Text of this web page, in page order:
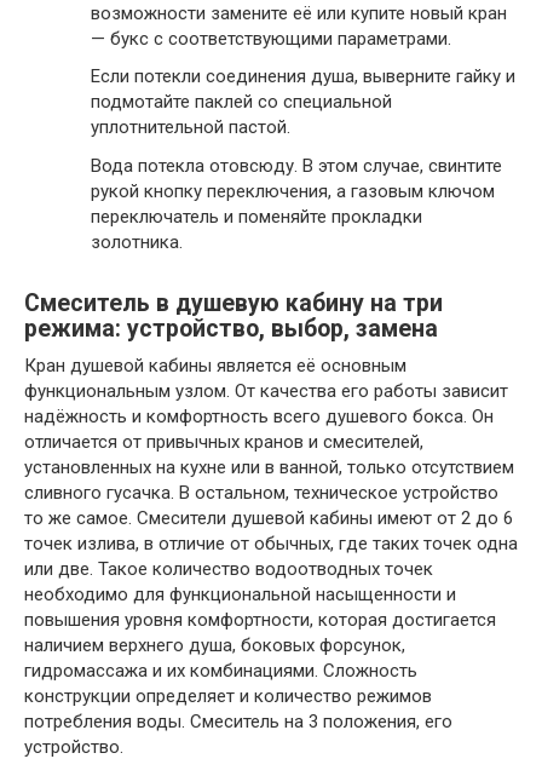
возможности замените её или купите новый кран
— букс с соответствующими параметрами.
Если потекли соединения душа, выверните гайку и
подмотайте паклей со специальной
уплотнительной пастой.
Вода потекла отовсюду. В этом случае, свинтите
рукой кнопку переключения, а газовым ключом
переключатель и поменяйте прокладки
золотника.
Смеситель в душевую кабину на три
режима: устройство, выбор, замена
Кран душевой кабины является её основным
функциональным узлом. От качества его работы зависит
надёжность и комфортность всего душевого бокса. Он
отличается от привычных кранов и смесителей,
установленных на кухне или в ванной, только отсутствием
сливного гусачка. В остальном, техническое устройство
то же самое. Смесители душевой кабины имеют от 2 до 6
точек излива, в отличие от обычных, где таких точек одна
или две. Такое количество водоотводных точек
необходимо для функциональной насыщенности и
повышения уровня комфортности, которая достигается
наличием верхнего душа, боковых форсунок,
гидромассажа и их комбинациями. Сложность
конструкции определяет и количество режимов
потребления воды. Смеситель на 3 положения, его
устройство.